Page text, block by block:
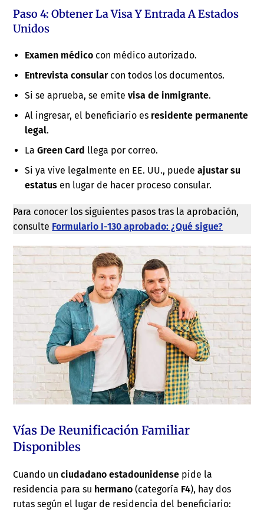
Paso 4: Obtener La Visa Y Entrada A Estados
Unidos
Examen médico con médico autorizado.
Entrevista consularcon todos los documentos.
Si se aprueba, se emitevisa de inmigrante.
Al ingresar, el beneficiario es residente permanente
legal.
LaGreen Card llega por correo.
Si ya vive legalmente en EE. UU., puedeajustar su
estatus en lugar de hacer proceso consular.
Para conocer los siguientes pasos tras la aprobación,
consulte Formulario I-130 aprobado: ¿Qué sigue?
Vías De Reunificación Familiar
Disponibles
Cuando unciudadano estadounidense pide la
residencia para su hermano (categoría F4), hay dos
rutas según el lugar de residencia del beneficiario: